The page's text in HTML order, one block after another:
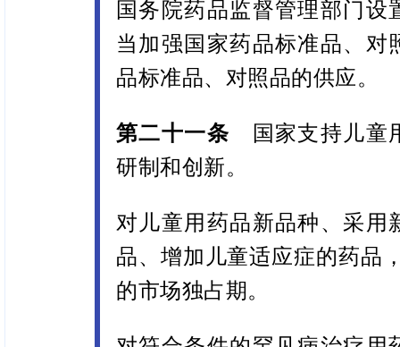
国务院药品监督管理部门
当加强国家药品标准品、对
品标准品、对照品的供应。
第二十一条 国家支持儿童
研制和创新。
对儿童用药品新品种、采用
品、增加儿童适应症的药品
的市场独占期。